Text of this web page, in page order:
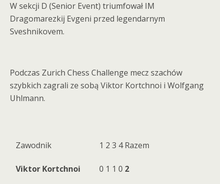
W sekcji D (Senior Event) triumfował IM
Dragomarezkij Evgeni przed legendarnym
Sveshnikovem.
Podczas Zurich Chess Challenge mecz szachów
szybkich zagrali ze sobą Viktor Kortchnoi i Wolfgang
Uhlmann.
Zawodnik 1 2 3 4 Razem
Viktor Kortchnoi 0 1 1 0 2